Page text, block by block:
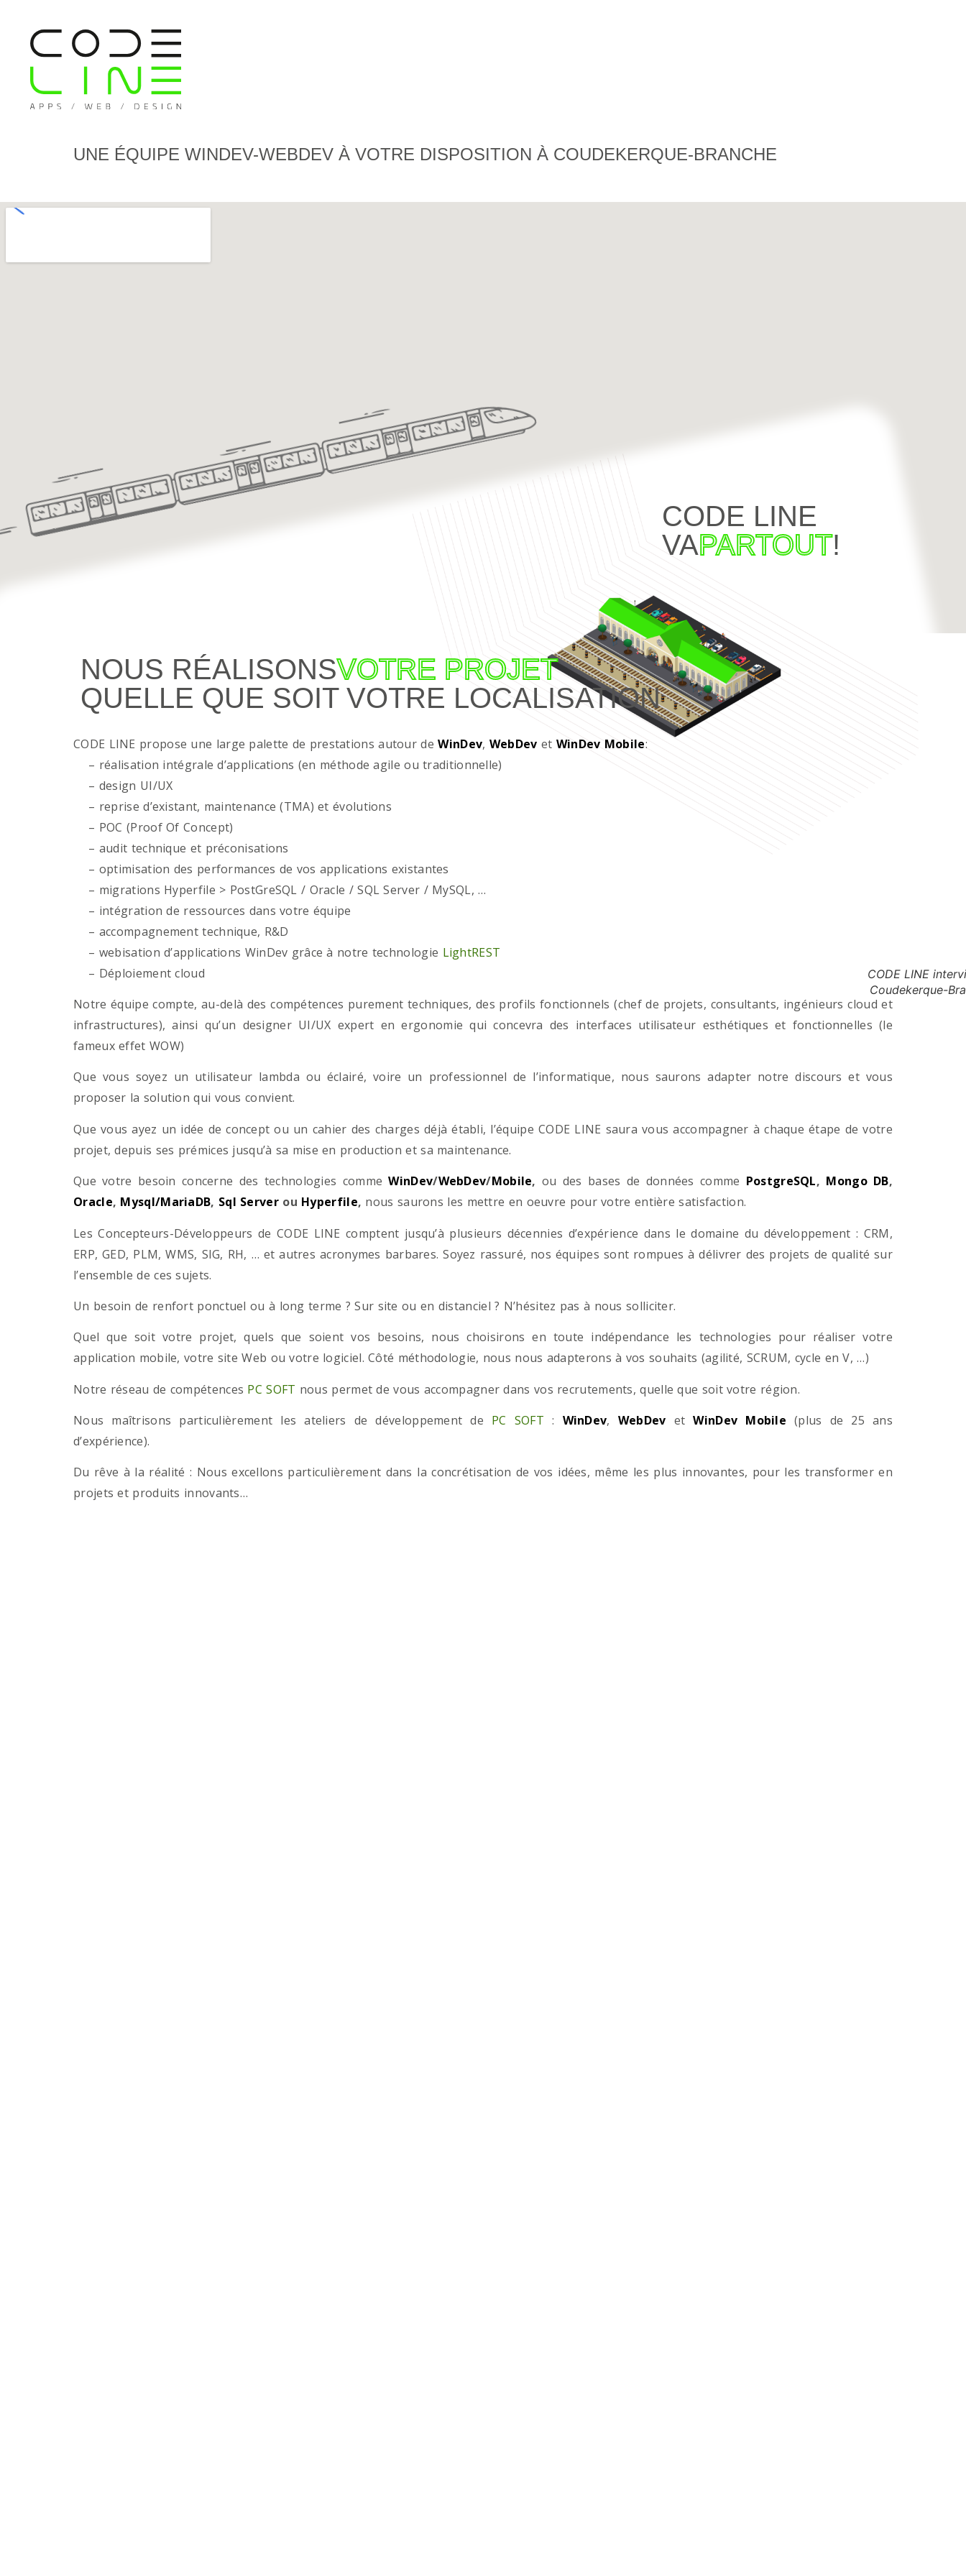
UNE ÉQUIPE WINDEV-WEBDEV À VOTRE DISPOSITION À COUDEKERQUE-BRANCHE
CODE LINE
VAPARTOUT!
NOUS RÉALISONSVOTRE PROJET
QUELLE QUE SOIT VOTRE LOCALISATION
CODE LINE propose une large palette de prestations autour deWinDev, WebDev et WinDev Mobile:
– réalisation intégrale d’applications (en méthode agile ou traditionnelle)
– design UI/UX
– reprise d’existant, maintenance (TMA) et évolutions
– POC (Proof Of Concept)
– audit technique et préconisations
– optimisation des performances de vos applications existantes
– migrations Hyperfile > PostGreSQL / Oracle / SQL Server / MySQL, …
– intégration de ressources dans votre équipe
– accompagnement technique, R&D
– webisation d’applications WinDev grâce à notre technologie LightREST
– Déploiement cloud
Notre équipe compte, au-delà des compétences purement techniques, des profils fonctionnels (chef de projets, consultants, ingénieurs cloud et
infrastructures), ainsi qu’un designer UI/UX expert en ergonomie qui concevra des interfaces utilisateur esthétiques et fonctionnelles (le
fameux effet WOW)
Que vous soyez un utilisateur lambda ou éclairé, voire un professionnel de l’informatique, nous saurons adapter notre discours et vous
proposer la solution qui vous convient.
Que vous ayez un idée de concept ou un cahier des charges déjà établi, l’équipe CODE LINE saura vous accompagner à chaque étape de votre
projet, depuis ses prémices jusqu’à sa mise en production et sa maintenance.
Que votre besoin concerne des technologies commeWinDev/WebDev/Mobile, ou des bases de données comme PostgreSQL, Mongo DB,
Oracle, Mysql/MariaDB, Sql Serverou Hyperfile, nous saurons les mettre en oeuvre pour votre entière satisfaction.
Les Concepteurs-Développeurs de CODE LINE comptent jusqu’à plusieurs décennies d’expérience dans le domaine du développement : CRM,
ERP, GED, PLM, WMS, SIG, RH, … et autres acronymes barbares. Soyez rassuré, nos équipes sont rompues à délivrer des projets de qualité sur
l’ensemble de ces sujets.
Un besoin de renfort ponctuel ou à long terme ? Sur site ou en distanciel ? N’hésitez pas à nous solliciter.
Quel que soit votre projet, quels que soient vos besoins, nous choisirons en toute indépendance les technologies pour réaliser votre
application mobile, votre site Web ou votre logiciel. Côté méthodologie, nous nous adapterons à vos souhaits (agilité, SCRUM, cycle en V, …)
Notre réseau de compétences PC SOFT nous permet de vous accompagner dans vos recrutements, quelle que soit votre région.
Nous maîtrisons particulièrement les ateliers de développement de PC SOFT : WinDev, WebDev et WinDev Mobile (plus de 25 ans
d’expérience).
Du rêve à la réalité : Nous excellons particulièrement dans la concrétisation de vos idées, même les plus innovantes, pour les transformer en
projets et produits innovants…
CODE LINE
Coudekerque-